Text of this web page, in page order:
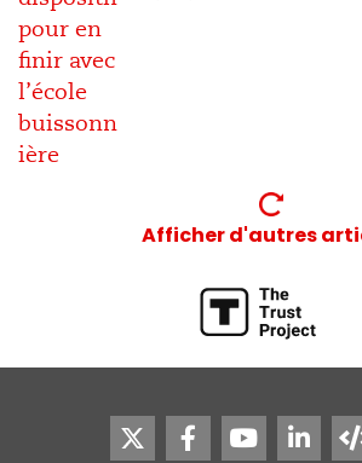
Afficher d'autres